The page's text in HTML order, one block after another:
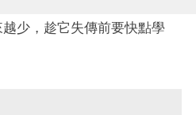
少，趁它失傳前要快點學